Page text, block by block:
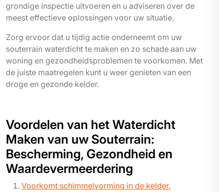
grondige inspectie uitvoeren en u adviseren over de
meest effectieve oplossingen voor uw situatie.
Zorg ervoor dat u tijdig actie onderneemt om uw
souterrain waterdicht te maken en zo schade aan uw
woning en gezondheidsproblemen te voorkomen. Met
de juiste maatregelen kunt u weer genieten van een
droge en gezonde kelder.
Voordelen van het Waterdicht
Maken van uw Souterrain:
Bescherming, Gezondheid en
Waardevermeerdering
Voorkomt schimmelvorming in de kelder.